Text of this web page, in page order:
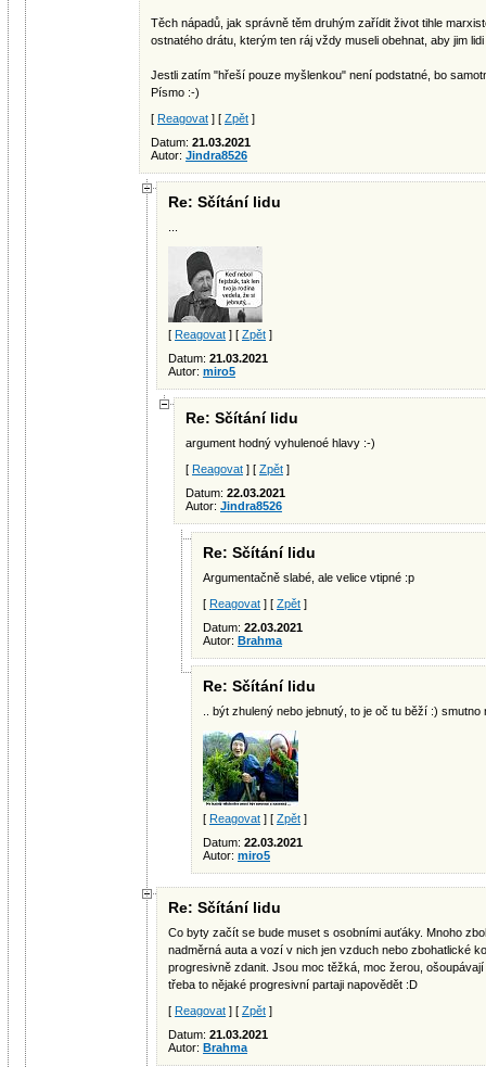
Těch nápadů, jak správně těm druhým zařídit život tihle
ostnatého drátu, kterým ten ráj vždy museli obehnat, aby jim
Jestli zatím "hřeší pouze myšlenkou" není podstatné, bo
Písmo :-)
[ Reagovat ] [ Zpět ]
Datum: 21.03.2021
Autor: Jindra8526
Re: Sčítání lidu
[ Reagovat ] [ Zpět ]
Datum: 21.03.2021
Autor: miro5
Re: Sčítání lidu
argument hodný vyhulenoé hlavy :-)
[ Reagovat ] [ Zpět ]
Datum: 22.03.2021
Autor: Jindra8526
Re: Sčítání lidu
Argumentačně slabé, ale velice vtipné :p
[ Reagovat ] [ Zpět ]
Datum: 22.03.2021
Autor: Brahma
Re: Sčítání lidu
.. být zhulený nebo jebnutý, to je oč tu běží :) smutno
[ Reagovat ] [ Zpět ]
Datum: 22.03.2021
Autor: miro5
Re: Sčítání lidu
Co byty začít se bude muset s osobními auťáky. Mnoho
nadměrná auta a vozí v nich jen vzduch nebo zbohatlické
progresivně zdanit. Jsou moc těžká, moc žerou,
třeba to nějaké progresivní partaji napovědět :D
[ Reagovat ] [ Zpět ]
Datum: 21.03.2021
Autor: Brahma